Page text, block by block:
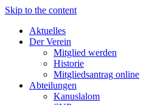
Skip to the content
Aktuelles
Der Verein
Mitglied werden
Historie
Mitgliedsantrag online
Abteilungen
Kanuslalom